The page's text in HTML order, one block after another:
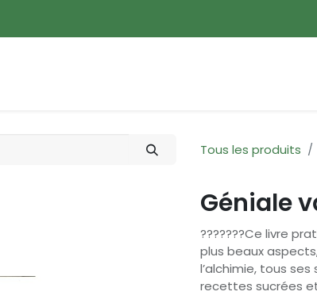
Tous les produits
Géniale
???????Ce livre
plus beaux
l’alchimie, tous
recettes sucrées